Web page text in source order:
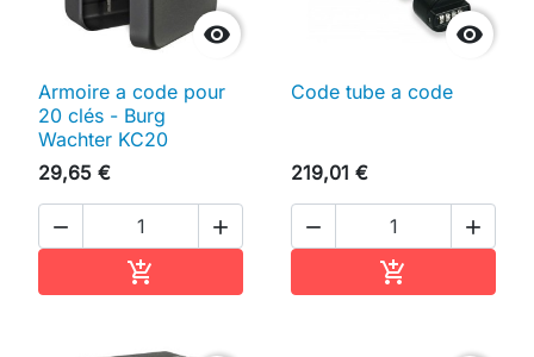

Armoire a code pour
20 clés - Burg
Wachter KC20
29,65 €
 


Code tube a code
219,01 €
 
